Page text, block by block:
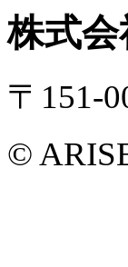
株式
〒151-
©